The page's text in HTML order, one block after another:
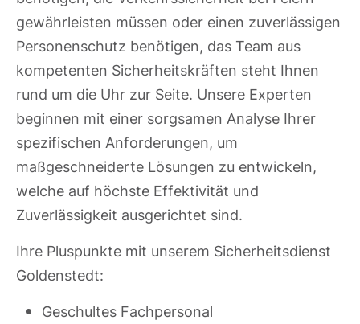
gewährleisten müssen oder einen zuverlässigen
Personenschutz benötigen, das Team aus
kompetenten Sicherheitskräften steht Ihnen
rund um die Uhr zur Seite. Unsere Experten
beginnen mit einer sorgsamen Analyse Ihrer
spezifischen Anforderungen, um
maßgeschneiderte Lösungen zu entwickeln,
welche auf höchste Effektivität und
Zuverlässigkeit ausgerichtet sind.
Ihre Pluspunkte mit unserem Sicherheitsdienst
Goldenstedt:
Geschultes Fachpersonal